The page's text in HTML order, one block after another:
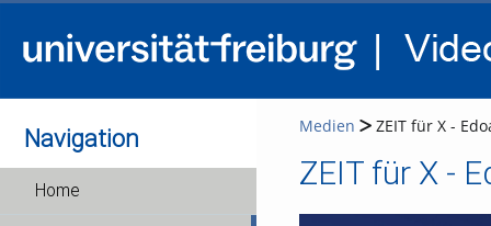
Navigation
Home
Medien ZEIT für X -
ZEIT für X -